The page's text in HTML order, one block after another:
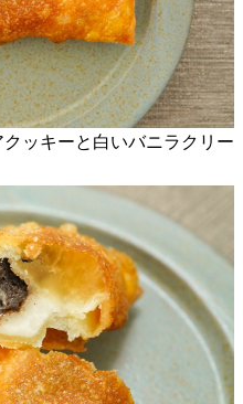
ッキーと白いバニラクリー